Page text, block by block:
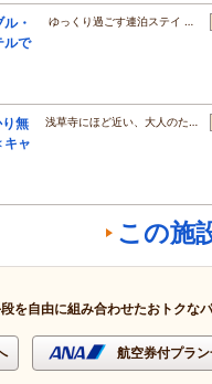
・
ルで
ゆっくり過ごす連泊ステイ …
無
キャ
浅草寺にほど近い、大人のた…
この施
を自由に組み合わせたおトクな
航空券付プラ